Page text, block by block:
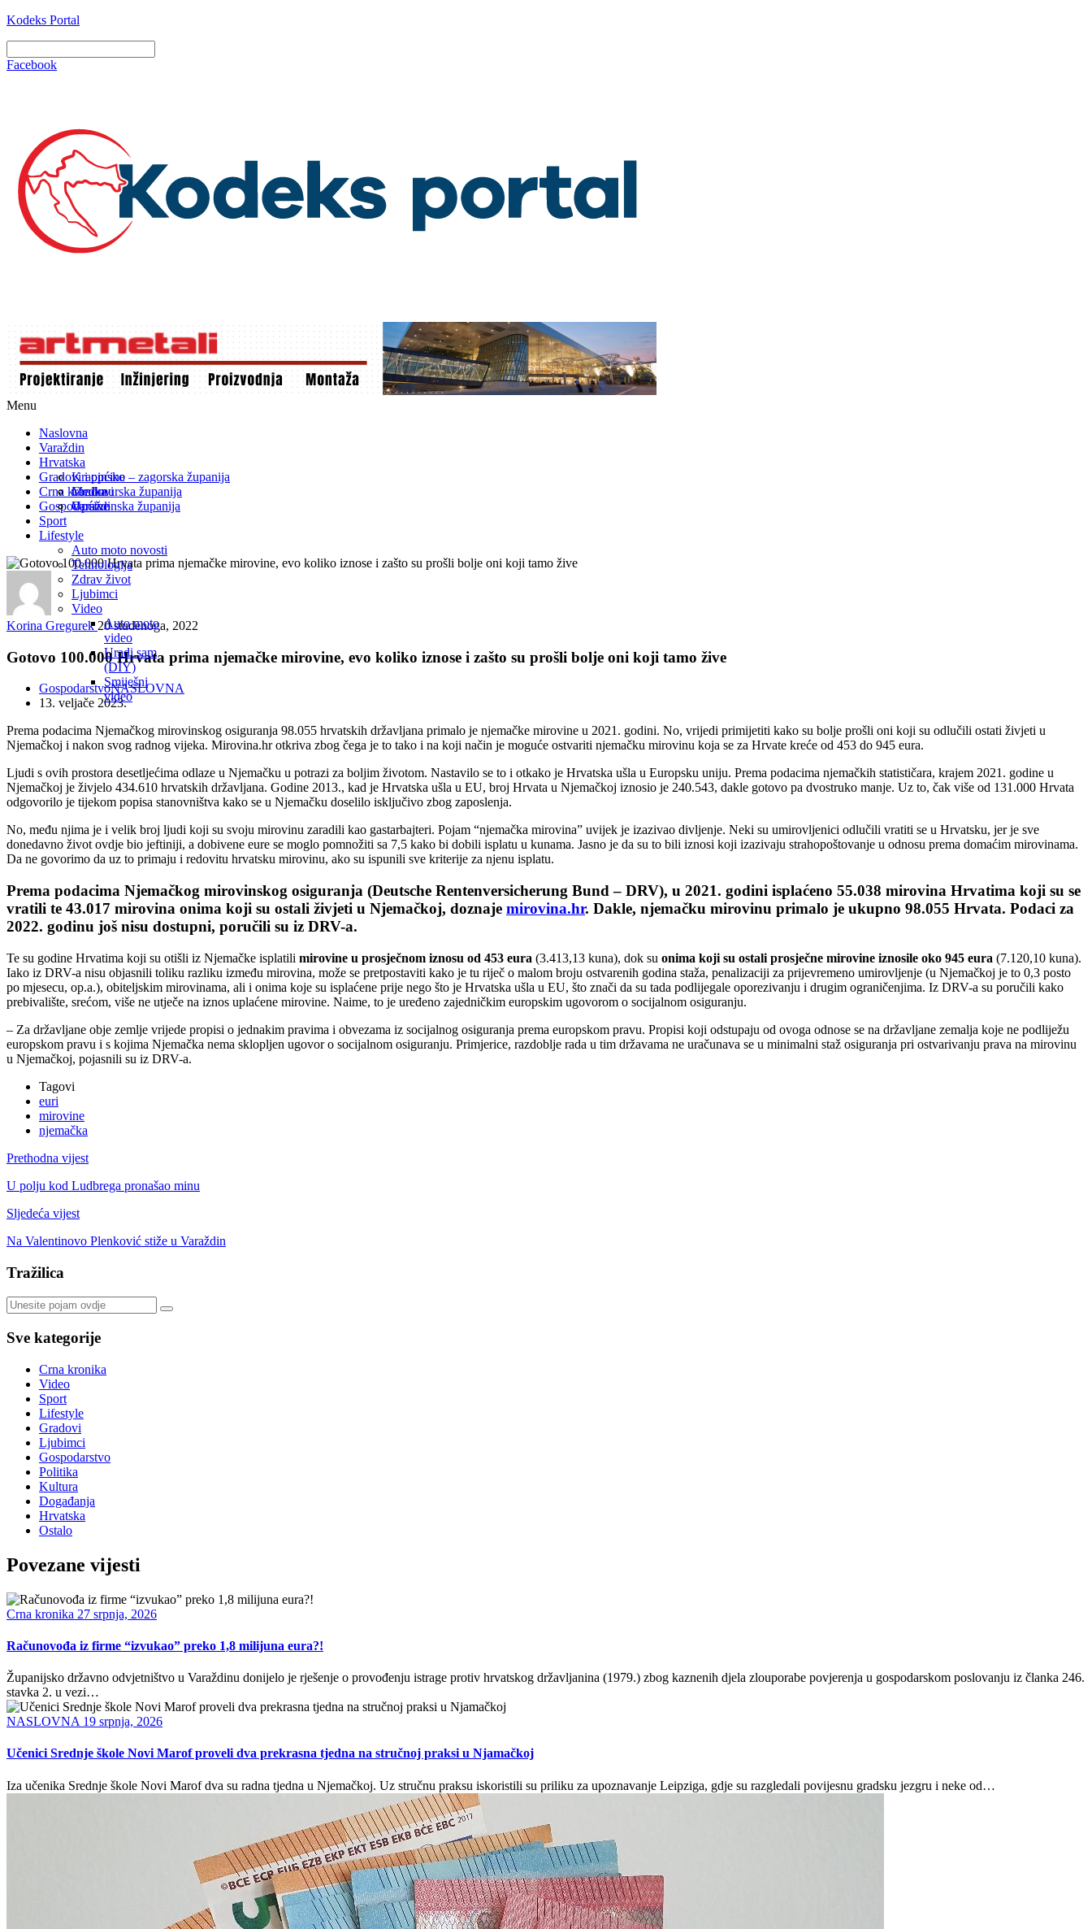
Kodeks Portal
Facebook
Menu
Naslovna
Varaždin
Hrvatska
Krapinsko – zagorska županija
Međimurska županija
Varaždinska županija
Gradovi i općine
Gradovi
Općine
Crna kronika
Gospodarstvo
Sport
Lifestyle
Auto moto novosti
Tehnologija
Zdrav život
Ljubimci
Video
Auto moto
video
Uradi sam
(DIY)
Smiješni
video
Korina Gregurek 20 studenoga, 2022
Gotovo 100.000 Hrvata prima njemačke mirovine, evo koliko iznose i zašto su prošli bolje oni koji tamo žive
GospodarstvoNASLOVNA
13. veljače 2023.
Prema podacima Njemačkog mirovinskog osiguranja 98.055 hrvatskih državljana primalo je njemačke mirovine u 2021. godini. No, vrijedi primijetiti kako su bolje prošli oni koji su odlučili ostati živjeti u
Njemačkoj i nakon svog radnog vijeka. Mirovina.hr otkriva zbog čega je to tako i na koji način je moguće ostvariti njemačku mirovinu koja se za Hrvate kreće od 453 do 945 eura.
Ljudi s ovih prostora desetljećima odlaze u Njemačku u potrazi za boljim životom. Nastavilo se to i otkako je Hrvatska ušla u Europsku uniju. Prema podacima njemačkih statističara, krajem 2021. godine u
Njemačkoj je živjelo 434.610 hrvatskih državljana. Godine 2013., kad je Hrvatska ušla u EU, broj Hrvata u Njemačkoj iznosio je 240.543, dakle gotovo pa dvostruko manje. Uz to, čak više od 131.000 Hrvata
odgovorilo je tijekom popisa stanovništva kako se u Njemačku doselilo isključivo zbog zaposlenja.
No, među njima je i velik broj ljudi koji su svoju mirovinu zaradili kao gastarbajteri. Pojam “njemačka mirovina” uvijek je izazivao divljenje. Neki su umirovljenici odlučili vratiti se u Hrvatsku, jer je sve
donedavno život ovdje bio jeftiniji, a dobivene eure se moglo pomnožiti sa 7,5 kako bi dobili isplatu u kunama. Jasno je da su to bili iznosi koji izazivaju strahopoštovanje u odnosu prema domaćim mirovinama.
Da ne govorimo da uz to primaju i redovitu hrvatsku mirovinu, ako su ispunili sve kriterije za njenu isplatu.
Prema podacima Njemačkog mirovinskog osiguranja (Deutsche Rentenversicherung Bund – DRV), u 2021. godini isplaćeno 55.038 mirovina Hrvatima koji su se
vratili te 43.017 mirovina onima koji su ostali živjeti u Njemačkoj, doznaje mirovina.hr. Dakle, njemačku mirovinu primalo je ukupno 98.055 Hrvata. Podaci za
2022. godinu još nisu dostupni, poručili su iz DRV-a.
Te su godine Hrvatima koji su otišli iz Njemačke isplatili mirovine u prosječnom iznosu od 453 eura (3.413,13 kuna), dok su onima koji su ostali prosječne mirovine iznosile oko 945 eura (7.120,10 kuna).
Iako iz DRV-a nisu objasnili toliku razliku između mirovina, može se pretpostaviti kako je tu riječ o malom broju ostvarenih godina staža, penalizaciji za prijevremeno umirovljenje (u Njemačkoj je to 0,3 posto
po mjesecu, op.a.), obiteljskim mirovinama, ali i onima koje su isplaćene prije nego što je Hrvatska ušla u EU, što znači da su tada podlijegale oporezivanju i drugim ograničenjima. Iz DRV-a su poručili kako
prebivalište, srećom, više ne utječe na iznos uplaćene mirovine. Naime, to je uređeno zajedničkim europskim ugovorom o socijalnom osiguranju.
– Za državljane obje zemlje vrijede propisi o jednakim pravima i obvezama iz socijalnog osiguranja prema europskom pravu. Propisi koji odstupaju od ovoga odnose se na državljane zemalja koje ne podliježu
europskom pravu i s kojima Njemačka nema sklopljen ugovor o socijalnom osiguranju. Primjerice, razdoblje rada u tim državama ne uračunava se u minimalni staž osiguranja pri ostvarivanju prava na mirovinu
u Njemačkoj, pojasnili su iz DRV-a.
Tagovi
euri
mirovine
njemačka
Prethodna vijest
U polju kod Ludbrega pronašao minu
Sljedeća vijest
Na Valentinovo Plenković stiže u Varaždin
Tražilica
Sve kategorije
Crna kronika
Video
Sport
Lifestyle
Gradovi
Ljubimci
Gospodarstvo
Politika
Kultura
Događanja
Hrvatska
Ostalo
Povezane vijesti
Crna kronika 27 srpnja, 2026
Računovođa iz firme “izvukao” preko 1,8 milijuna eura?!
Županijsko državno odvjetništvo u Varaždinu donijelo je rješenje o provođenju istrage protiv hrvatskog državljanina (1979.) zbog kaznenih djela zlouporabe povjerenja u gospodarskom poslovanju iz članka 246.
stavka 2. u vezi…
NASLOVNA 19 srpnja, 2026
Učenici Srednje škole Novi Marof proveli dva prekrasna tjedna na stručnoj praksi u Njamačkoj
Iza učenika Srednje škole Novi Marof dva su radna tjedna u Njemačkoj. Uz stručnu praksu iskoristili su priliku za upoznavanje Leipziga, gdje su razgledali povijesnu gradsku jezgru i neke od…